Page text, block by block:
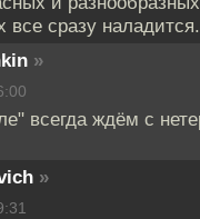
все сразу наладится.
»
всегда ждём с
»